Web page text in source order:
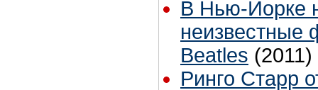
В Нью-Йорке
неизвестные
Beatles (2011)
Ринго Старр